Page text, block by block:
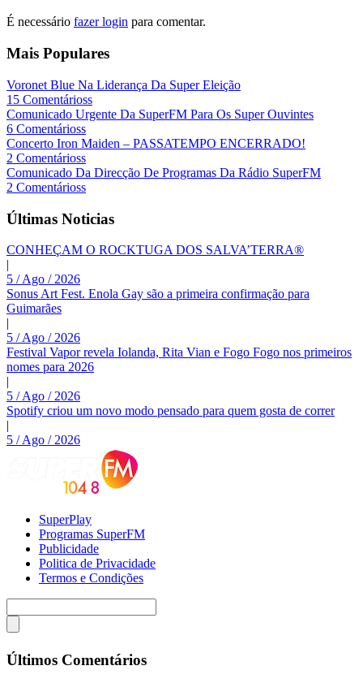
É necessário fazer login para comentar.
Mais Populares
Voronet Blue Na Liderança Da Super Eleição
15 Comentárioss
Comunicado Urgente Da SuperFM Para Os Super Ouvintes
6 Comentárioss
Concerto Iron Maiden – PASSATEMPO ENCERRADO!
2 Comentárioss
Comunicado Da Direcção De Programas Da Rádio SuperFM
2 Comentárioss
Últimas Noticias
CONHEÇAM O ROCKTUGA DOS SALVA’TERRA®
|
5 / Ago / 2026
Sonus Art Fest. Enola Gay são a primeira confirmação para
Guimarães
|
5 / Ago / 2026
Festival Vapor revela Iolanda, Rita Vian e Fogo Fogo nos primeiros
nomes para 2026
|
5 / Ago / 2026
Spotify criou um novo modo pensado para quem gosta de correr
|
5 / Ago / 2026
SuperPlay
Programas SuperFM
Publicidade
Politica de Privacidade
Termos e Condições
Últimos Comentários